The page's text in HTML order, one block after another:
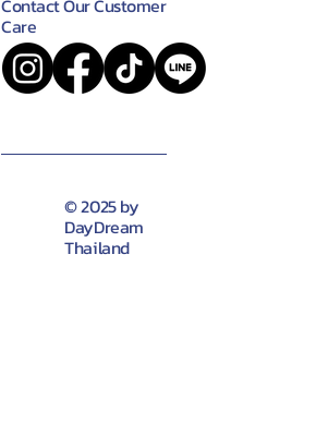
Contact Our Customer
Care
© 2025 by
DayDream
Thailand